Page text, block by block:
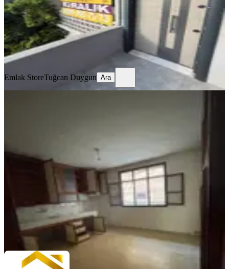
150.000 ₺
Emlak StoreTuğcan Duygun
Ara
Emlak StoreTuğcan Duygun Ara
120 m² 22.06.2026
13.000 ₺
LAVİNİA YAPI GAYRİMENKUL